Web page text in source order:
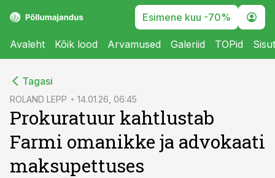
Esimene kuu -70%
Avaleht Kõik lood Arvamused Galeriid TOPid
Tagasi
ROLAND LEPP 14.01.26, 06:45
Prokuratuur kahtlustab
Farmi omanikke ja advokaati
maksupettuses